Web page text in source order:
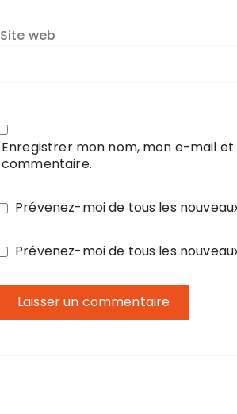
Site web
Enregistrer mon nom, mon e-mail
commentaire.
Prévenez-moi de tous les
Prévenez-moi de tous les